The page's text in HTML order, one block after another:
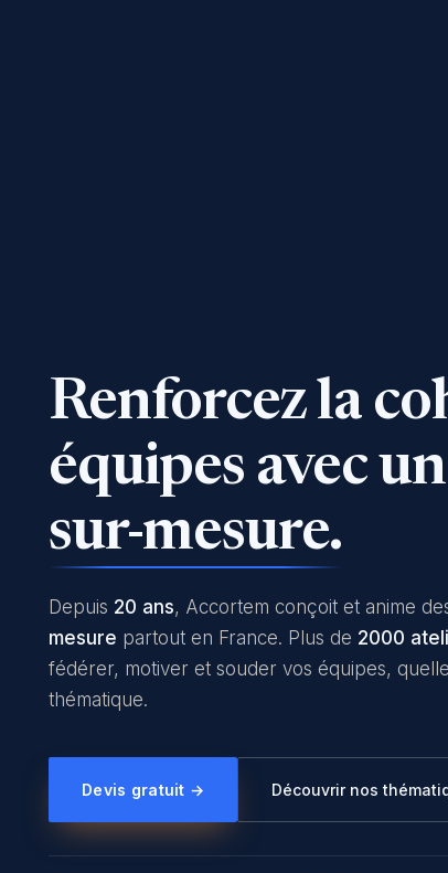
Renforcezla
équipes avecun
sur-mesure.
Depuis 20 ans, Accortem conçoit et anime
mesure partout en France. Plus de 2000
fédérer, motiver et souder vos équipes,
thématique.
Devis gratuit → Découvrir nos